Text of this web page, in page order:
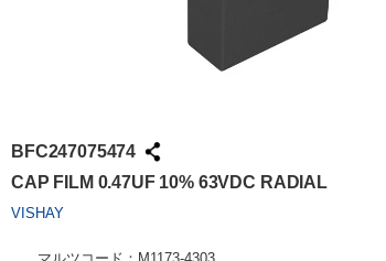
BFC247075474
CAP FILM 0.47UF 10% 63VDC RADIAL
VISHAY